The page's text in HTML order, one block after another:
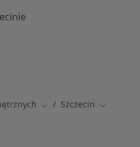
Zmień miasto
Szczecin Zmień